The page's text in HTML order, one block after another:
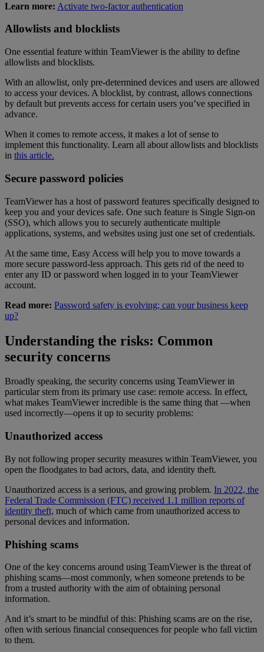
Learn more: Activate two-factor authentication
Allowlists and blocklists
One essential feature within TeamViewer is the ability to define
allowlists and blocklists.
With an allowlist, only pre-determined devices and users are allowed
to access your devices. A blocklist, by contrast, allows connections
by default but prevents access for certain users you’ve specified in
advance.
When it comes to remote access, it makes a lot of sense to
implement this functionality. Learn all about allowlists and blocklists
in this article.
Secure password policies
TeamViewer has a host of password features specifically designed to
keep you and your devices safe. One such feature is Single Sign-on
(SSO), which allows you to securely authenticate multiple
applications, systems, and websites using just one set of credentials.
At the same time, Easy Access will help you to move towards a
more secure password-less approach. This gets rid of the need to
enter any ID or password when logged in to your TeamViewer
account.
Read more: Password safety is evolving; can your business keep
up?
Understanding the risks: Common
security concerns
Broadly speaking, the security concerns using TeamViewer in
particular stem from its primary use case: remote access. In effect,
what makes TeamViewer incredible is the same thing that —when
used incorrectly—opens it up to security problems:
Unauthorized access
By not following proper security measures within TeamViewer, you
open the floodgates to bad actors, data, and identity theft.
Unauthorized access is a serious, and growing problem. In 2022, the
Federal Trade Commission (FTC) received 1.1 million reports of
identity theft, much of which came from unauthorized access to
personal devices and information.
Phishing scams
One of the key concerns around using TeamViewer is the threat of
phishing scams—most commonly, when someone pretends to be
from a trusted authority with the aim of obtaining personal
information.
And it’s smart to be mindful of this: Phishing scams are on the rise,
often with serious financial consequences for people who fall victim
to them.